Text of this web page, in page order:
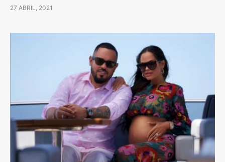
27 ABRIL, 2021